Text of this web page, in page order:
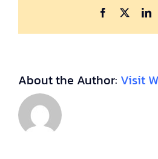
Facebook
About the Author: Visit